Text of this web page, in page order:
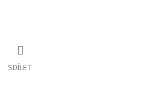
SDÍLET